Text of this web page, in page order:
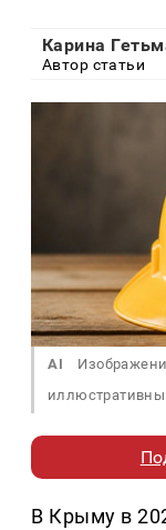
Карина
Автор статьи
AI
В Крыму в